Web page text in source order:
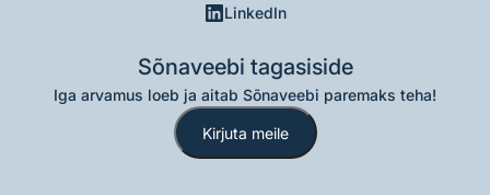
LinkedIn
Sõnaveebi tagasiside
Iga arvamus loeb ja aitab Sõnaveebi paremaks teha!
Kirjuta meile